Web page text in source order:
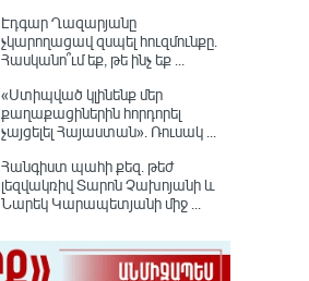
Էդգար Ղազարյանը
չկարողացավ զսպել հուզմունքը.
Հասկանո՞ւմ եք, թե ինչ եք ...
«Ստիպված կլինենք մեր
քաղաքացիներին հորդորել
չայցելել Հայաստան»․ Ռուսակ ...
Հանգիստ պահի քեզ. թեժ
լեզվակռիվ Տարոն Չախոյանի և
Նարեկ Կարապետյանի միջ ...